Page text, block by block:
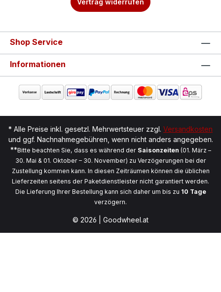
Vertrag widerrufen
Shop Service
Informationen
* Alle Preise inkl. gesetzl. Mehrwertsteuer zzgl. Versandkosten
und ggf. Nachnahmegebühren, wenn nicht anders angegeben.
**Bitte beachten Sie, dass es während der Saisonzeiten (01. März –
30. Mai & 01. Oktober – 30. November) zu Verzögerungen bei der
Zustellung kommen kann. In diesen Zeiträumen können die üblichen
Lieferzeiten seitens der Paketdienstleister nicht garantiert werden.
Die Lieferung Ihrer Bestellung kann sich daher um bis zu 10 Tage
verzögern.
© 2026 | Goodwheel.at